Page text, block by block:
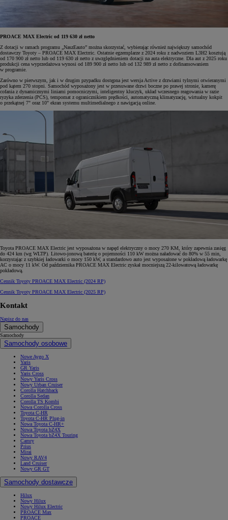
PROACE MAX Electric od 119 630 zł netto
Z dotacji w ramach programu „NaszEauto” można skorzystać, wybierając również największy samochód
dostawczy Toyoty – PROACE MAX Electrric. Ostatnie egzemplarze z 2024 roku z nadwoziem L3H2 kosztują
od 170 900 zł netto lub od 119 630 zł netto z uwzględnieniem dotacji na auta elektryczne. Dla aut z 2025 roku
produkcji cena wyprzedażowa wynosi od 189 900 zł netto lub od 132 989 zł netto z dofinansowaniem
w programie.
Zarówno w pierwszym, jak i w drugim pzypadku dostępna jest wersja Active z drzwiami tylnymi otwieranymi
pod kątem 270 stopni. Samochód wyposażony jest w przesuwane drzwi boczne po prawej stronie, kamerę
cofania z dynamicznymi liniami pomocniczymi, inteligentny kluczyk, układ wczesnego reagowania w razie
ryzyka zderzenia (PCS), tempomat z ogranicznikiem prędkości, automatyczną klimatyzację, wirtualny kokpit
o przekątnej 7" oraz 10" ekran systemu multimedialnego z nawigacją online.
Toyota PROACE MAX Electric jest wyposażona w napęd elektryczny o mocy 270 KM, który zapewnia zasięg
do 424 km (wg WLTP). Litowo-jonową baterię o pojemności 110 kW można naładować do 80% w 55 min,
korzystając z szybkiej ładowarki o mocy 150 kW, a standardowo auto jest wyposażone w pokładową ładowarkę
AC o mocy 11 kW. Od października PROACE MAX Electric zyskał mocniejszą 22-kilowatową ładowarkę
pokładową.
Cennik Toyoty PROACE MAX Electric (2024 RP)
Cennik Toyoty PROACE MAX Electric (2025 RP)
Kontakt
Napisz do nas
Samochody
Samochody
Samochody osobowe
Nowe Aygo X
Yaris
GR Yaris
Yaris Cross
Nowy Yaris Cross
Nowy Urban Cruiser
Corolla Hatchback
Corolla Sedan
Corolla TS Kombi
Nowa Corolla Cross
Toyota C-HR
Toyota C-HR Plug-in
Nowa Toyota C-HR+
Nowa Toyota bZ4X
Nowa Toyota bZ4X Touring
Camry
Prius
Mirai
Nowy RAV4
Land Cruiser
Nowy GR GT
Samochody dostawcze
Hilux
Nowy Hilux
Nowy Hilux Electric
PROACE Max
PROACE